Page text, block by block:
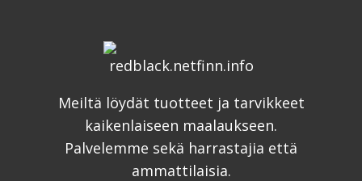
Meiltä löydät tuotteet ja tarvikkeet
kaikenlaiseen maalaukseen.
Palvelemme sekä harrastajia että
ammattilaisia.